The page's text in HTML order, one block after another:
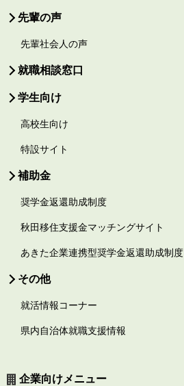
先輩の声
先輩社会人の声
就職相談窓口
学生向け
高校生向け
特設サイト
補助金
奨学金返還助成制度
秋田移住支援金マッチングサイト
あきた企業連携型奨学金返還助成制度
その他
就活情報コーナー
県内自治体就職支援情報
企業向けメニュー